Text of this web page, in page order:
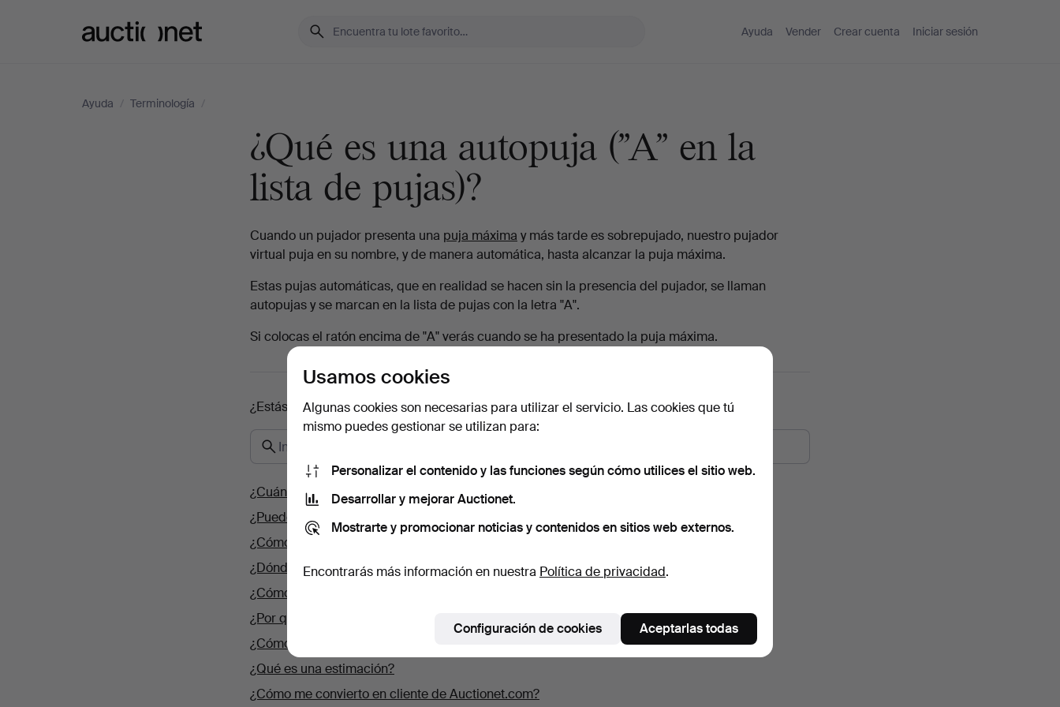
Ayuda Vender Crear cuenta Iniciar sesión
Ayuda / Terminología /
¿Qué es una autopuja ("A" en la
lista de pujas)?
Cuando un pujador presenta una puja máxima y más tarde es sobrepujado, nuestro pujador
virtual puja en su nombre, y de manera automática, hasta alcanzar la puja máxima.
Estas pujas automáticas, que en realidad se hacen sin la presencia del pujador, se llaman
autopujas y se marcan en la lista de pujas con la letra "A".
Si colocas el ratón encima de "A" verás cuando se ha presentado la puja máxima.
¿Estás buscando algo más?
¿Cuánto tarda el transporte?
¿Puedo seguir el envío con un número de seguimiento?
¿Cómo puedo efectuar el pago?
¿Dónde puedo vender?
¿Cómo sé que Auctionet ha recibido mi pago?
¿Por qué no puedo completar mis datos?
¿Cómo puedo cambiar mis datos personales y de contacto?
¿Qué es una estimación?
¿Cómo me convierto en cliente de Auctionet.com?
Usamos cookies
Algunas cookies son necesarias para utilizar el servicio. Las cookies que tú
mismo puedes gestionar se utilizan para:
Personalizar el contenido y las funciones según cómo utilices el sitio web.
Desarrollar y mejorar Auctionet.
Mostrarte y promocionar noticias y contenidos en sitios web externos.
Encontrarás más información en nuestra Política de privacidad.
Configuración de cookies Aceptarlas todas